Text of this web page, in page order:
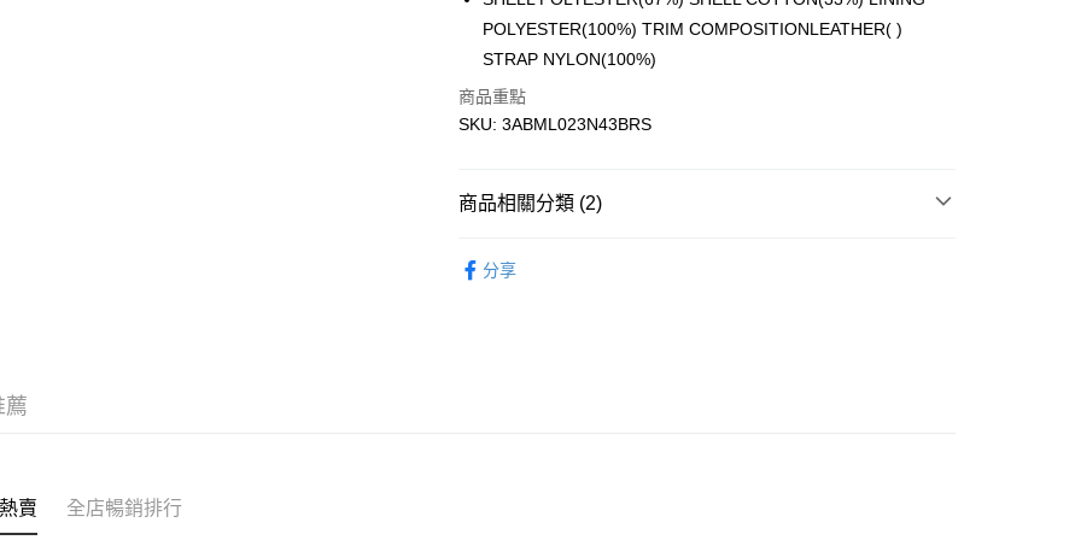
AlipayHK
付款後順豐站及營業點
付款後順豐合作便利店
POLYESTER(100%) TRIM COMPOSITIONLEATHER( )
STRAP NYLON(100%)
商品重點
SKU: 3ABML023N43BRS
商品相關分類 (2)
分享
薦
賣 全店暢銷排行